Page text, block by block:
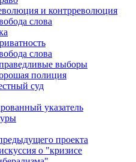
и контрреволюция
слова
слова
выборы
полиция
суд
указатель
проекта
о "кризисе